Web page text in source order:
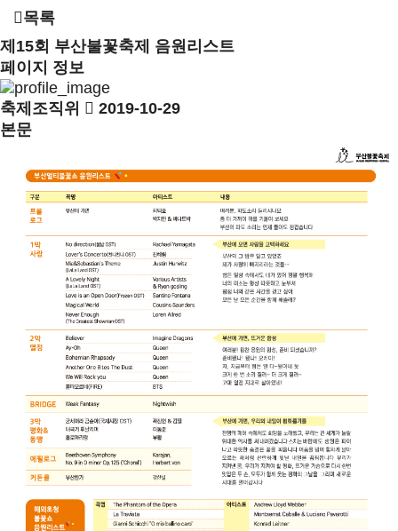
목록
제15회 부산불꽃축제 음원리스트
페이지 정보
축제조직위
2019-10-29
본문